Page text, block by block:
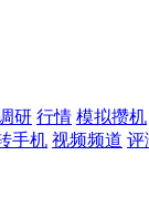
研 行情 模拟攒机
手机 视频频道 评